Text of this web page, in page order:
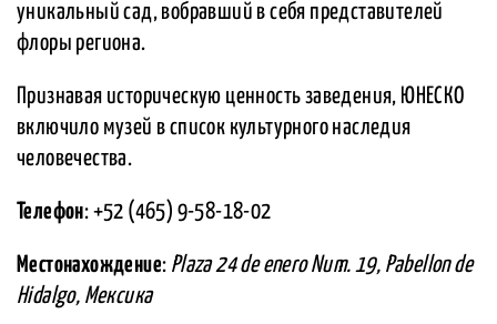
уникальный сад, вобравший в себя представителей
флоры региона.
Признавая историческую ценность заведения, ЮНЕСКО
включило музей в список культурного наследия
человечества.
Телефон: +52 (465) 9-58-18-02
Местонахождение: Plaza 24 de enero Num. 19, Pabellon de
Hidalgo, Мексика